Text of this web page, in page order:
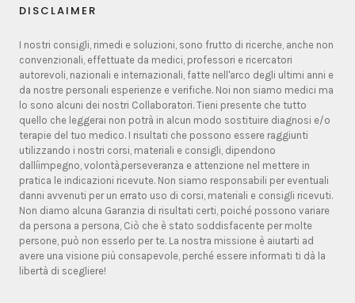
DISCLAIMER
I nostri consigli, rimedi e soluzioni, sono frutto di ricerche, anche non
convenzionali, effettuate da medici, professori e ricercatori
autorevoli, nazionali e internazionali, fatte nell'arco degli ultimi anni e
da nostre personali esperienze e verifiche. Noi non siamo medici ma
lo sono alcuni dei nostri Collaboratori. Tieni presente che tutto
quello che leggerai non potrà in alcun modo sostituire diagnosi e/o
terapie del tuo medico. I risultati che possono essere raggiunti
utilizzando i nostri corsi, materiali e consigli, dipendono
dallíimpegno, volontà,perseveranza e attenzione nel mettere in
pratica le indicazioni ricevute. Non siamo responsabili per eventuali
danni avvenuti per un errato uso di corsi, materiali e consigli ricevuti.
Non diamo alcuna Garanzia di risultati certi, poiché possono variare
da persona a persona, Ciò che è stato soddisfacente per molte
persone, può non esserlo per te. La nostra missione è aiutarti ad
avere una visione più consapevole, perché essere informati ti dà la
libertà di scegliere!